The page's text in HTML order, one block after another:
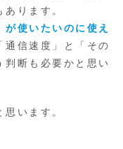
ります。
が使いたいのに使え
通信速度」と「その
断も必要かと思い
います。